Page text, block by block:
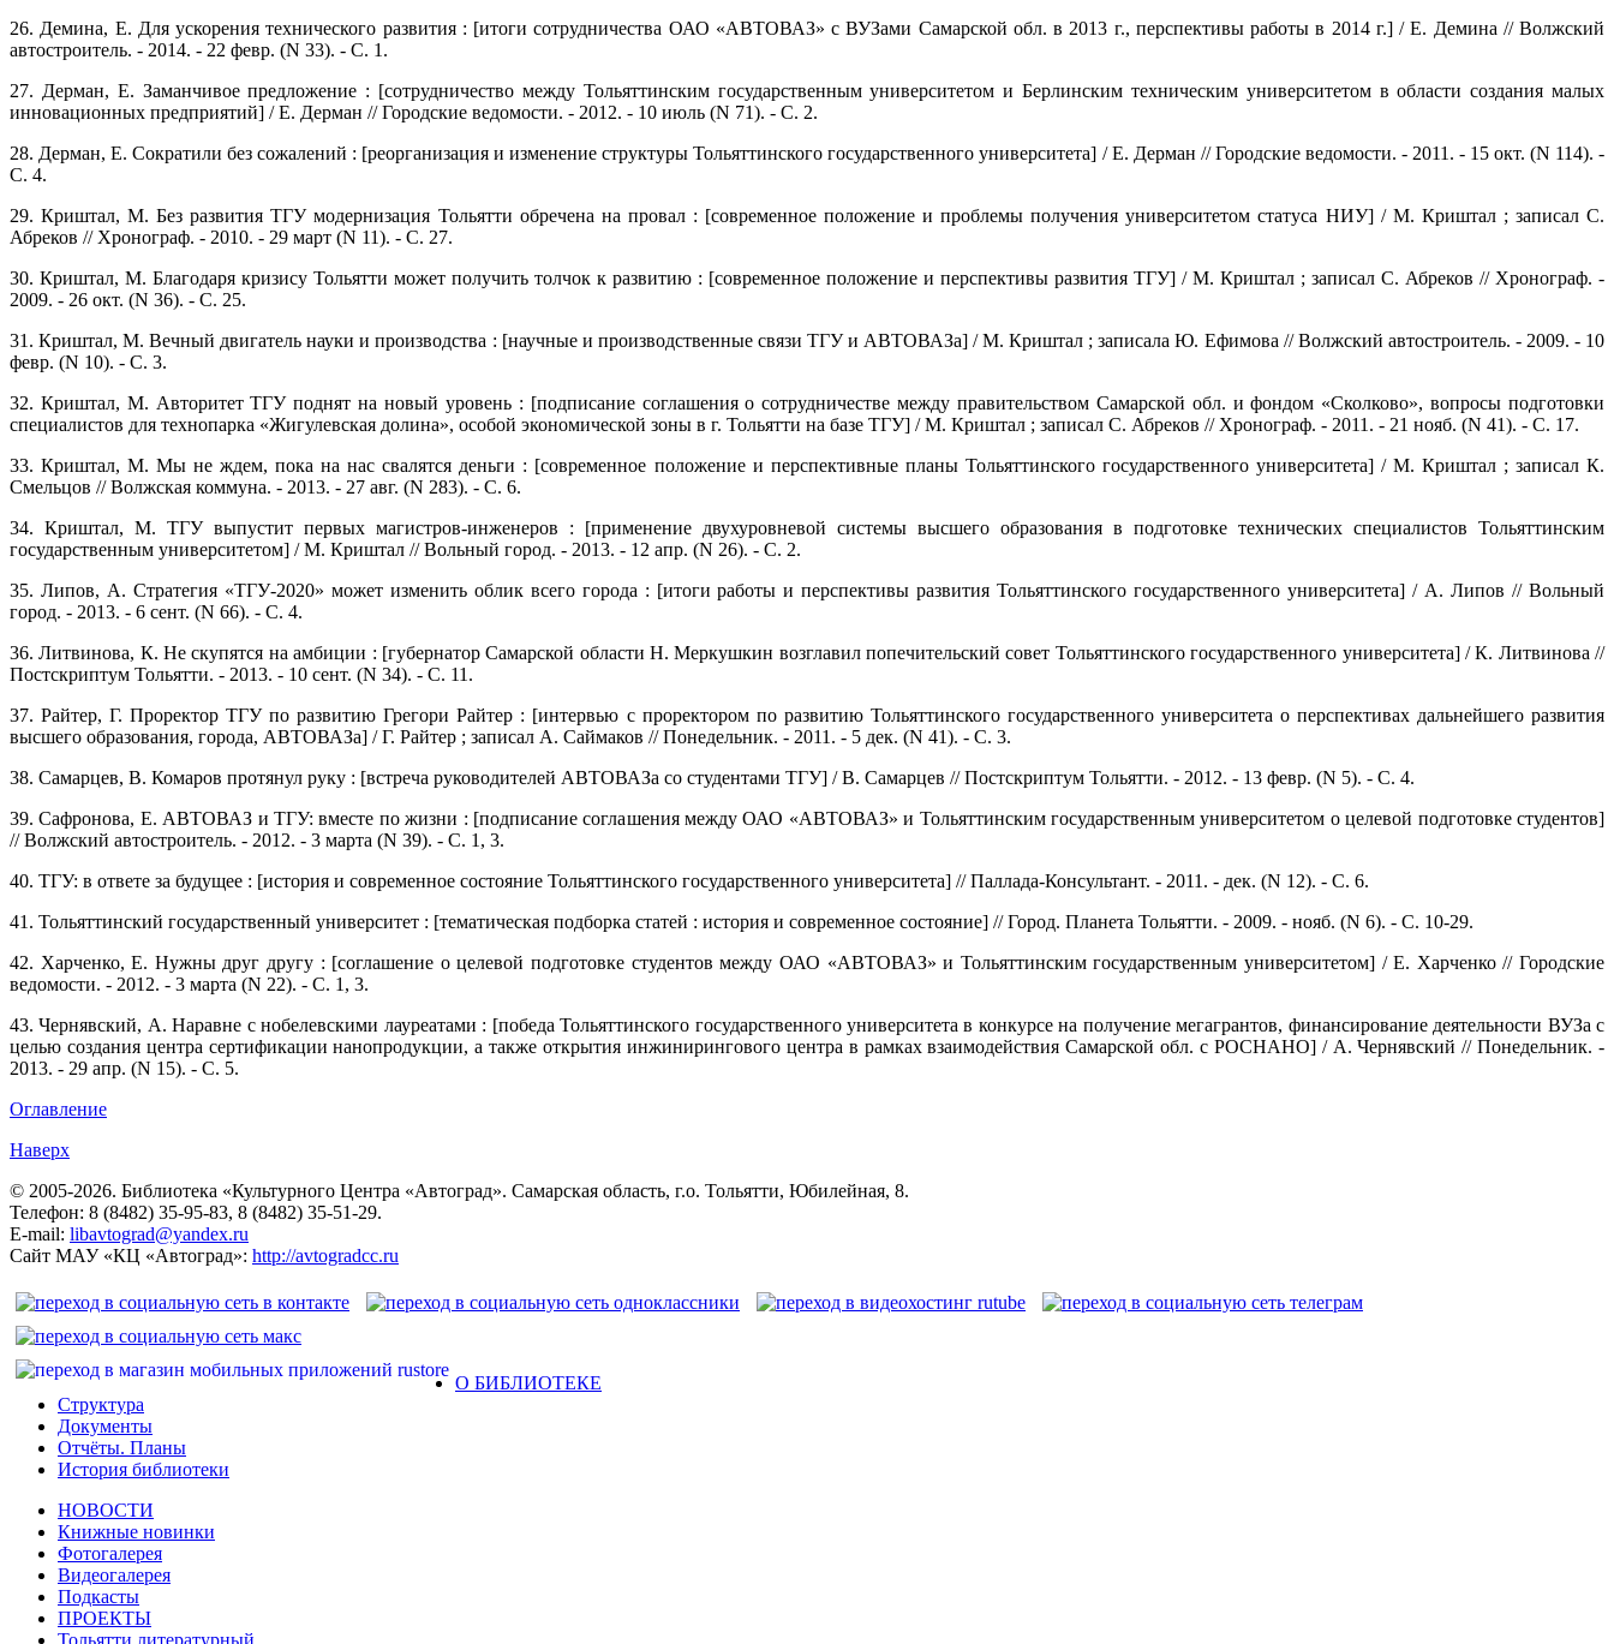
26. Демина, Е. Для ускорения технического развития : [итоги сотрудничества ОАО «АВТОВАЗ» с ВУЗами Самарской обл. в 2013 г., перспективы работы в 2014 г.] / Е. Демина // Волжский
автостроитель. - 2014. - 22 февр. (N 33). - С. 1.
27. Дерман, Е. Заманчивое предложение : [сотрудничество между Тольяттинским государственным университетом и Берлинским техническим университетом в области создания малых
инновационных предприятий] / Е. Дерман // Городские ведомости. - 2012. - 10 июль (N 71). - С. 2.
28. Дерман, Е. Сократили без сожалений : [реорганизация и изменение структуры Тольяттинского государственного университета] / Е. Дерман // Городские ведомости. - 2011. - 15 окт. (N 114). -
С. 4.
29. Криштал, М. Без развития ТГУ модернизация Тольятти обречена на провал : [современное положение и проблемы получения университетом статуса НИУ] / М. Криштал ; записал С.
Абреков // Хронограф. - 2010. - 29 март (N 11). - С. 27.
30. Криштал, М. Благодаря кризису Тольятти может получить толчок к развитию : [современное положение и перспективы развития ТГУ] / М. Криштал ; записал С. Абреков // Хронограф. -
2009. - 26 окт. (N 36). - С. 25.
31. Криштал, М. Вечный двигатель науки и производства : [научные и производственные связи ТГУ и АВТОВАЗа] / М. Криштал ; записала Ю. Ефимова // Волжский автостроитель. - 2009. - 10
февр. (N 10). - С. 3.
32. Криштал, М. Авторитет ТГУ поднят на новый уровень : [подписание соглашения о сотрудничестве между правительством Самарской обл. и фондом «Сколково», вопросы подготовки
специалистов для технопарка «Жигулевская долина», особой экономической зоны в г. Тольятти на базе ТГУ] / М. Криштал ; записал С. Абреков // Хронограф. - 2011. - 21 нояб. (N 41). - С. 17.
33. Криштал, М. Мы не ждем, пока на нас свалятся деньги : [современное положение и перспективные планы Тольяттинского государственного университета] / М. Криштал ; записал К.
Смельцов // Волжская коммуна. - 2013. - 27 авг. (N 283). - С. 6.
34. Криштал, М. ТГУ выпустит первых магистров-инженеров : [применение двухуровневой системы высшего образования в подготовке технических специалистов Тольяттинским
государственным университетом] / М. Криштал // Вольный город. - 2013. - 12 апр. (N 26). - С. 2.
35. Липов, А. Стратегия «ТГУ-2020» может изменить облик всего города : [итоги работы и перспективы развития Тольяттинского государственного университета] / А. Липов // Вольный
город. - 2013. - 6 сент. (N 66). - С. 4.
36. Литвинова, К. Не скупятся на амбиции : [губернатор Самарской области Н. Меркушкин возглавил попечительский совет Тольяттинского государственного университета] / К. Литвинова //
Постскриптум Тольятти. - 2013. - 10 сент. (N 34). - С. 11.
37. Райтер, Г. Проректор ТГУ по развитию Грегори Райтер : [интервью с проректором по развитию Тольяттинского государственного университета о перспективах дальнейшего развития
высшего образования, города, АВТОВАЗа] / Г. Райтер ; записал А. Саймаков // Понедельник. - 2011. - 5 дек. (N 41). - С. 3.
38. Самарцев, В. Комаров протянул руку : [встреча руководителей АВТОВАЗа со студентами ТГУ] / В. Самарцев // Постскриптум Тольятти. - 2012. - 13 февр. (N 5). - С. 4.
39. Сафронова, Е. АВТОВАЗ и ТГУ: вместе по жизни : [подписание соглашения между ОАО «АВТОВАЗ» и Тольяттинским государственным университетом о целевой подготовке студентов]
// Волжский автостроитель. - 2012. - 3 марта (N 39). - С. 1, 3.
40. ТГУ: в ответе за будущее : [история и современное состояние Тольяттинского государственного университета] // Паллада-Консультант. - 2011. - дек. (N 12). - С. 6.
41. Тольяттинский государственный университет : [тематическая подборка статей : история и современное состояние] // Город. Планета Тольятти. - 2009. - нояб. (N 6). - С. 10-29.
42. Харченко, Е. Нужны друг другу : [соглашение о целевой подготовке студентов между ОАО «АВТОВАЗ» и Тольяттинским государственным университетом] / Е. Харченко // Городские
ведомости. - 2012. - 3 марта (N 22). - С. 1, 3.
43. Чернявский, А. Наравне с нобелевскими лауреатами : [победа Тольяттинского государственного университета в конкурсе на получение мегагрантов, финансирование деятельности ВУЗа с
целью создания центра сертификации нанопродукции, а также открытия инжинирингового центра в рамках взаимодействия Самарской обл. с РОСНАНО] / А. Чернявский // Понедельник. -
2013. - 29 апр. (N 15). - С. 5.
Оглавление
Наверх
© 2005-2026. Библиотека «Культурного Центра «Автоград». Самарская область, г.о. Тольятти, Юбилейная, 8.
Телефон: 8 (8482) 35-95-83, 8 (8482) 35-51-29.
E-mail: libavtograd@yandex.ru
Сайт МАУ «КЦ «Автоград»: http://avtogradcc.ru
О БИБЛИОТЕКЕ
Структура
Документы
Отчёты. Планы
История библиотеки
НОВОСТИ
Книжные новинки
Фотогалерея
Видеогалерея
Подкасты
ПРОЕКТЫ
Тольятти литературный